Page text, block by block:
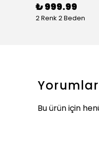
₺ 999.99
2 Renk 2 Beden
Yorumlar
Bu ürün için